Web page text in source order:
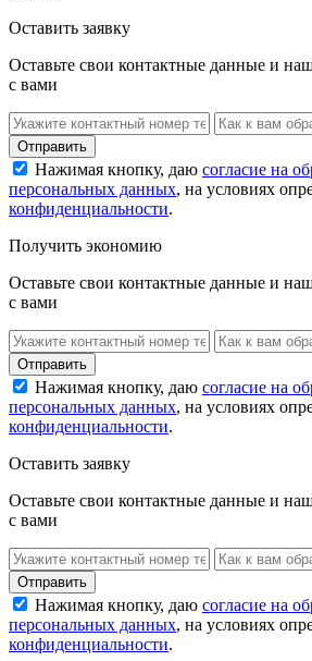
Оставить заявку
Оставьте свои контактные данные и
с вами
Нажимая кнопку, даю согласие на
персональных данных, на условиях
конфиденциальности.
Получить экономию
Оставьте свои контактные данные и
с вами
Нажимая кнопку, даю согласие на
персональных данных, на условиях
конфиденциальности.
Оставить заявку
Оставьте свои контактные данные и
с вами
Нажимая кнопку, даю согласие на
персональных данных, на условиях
конфиденциальности.